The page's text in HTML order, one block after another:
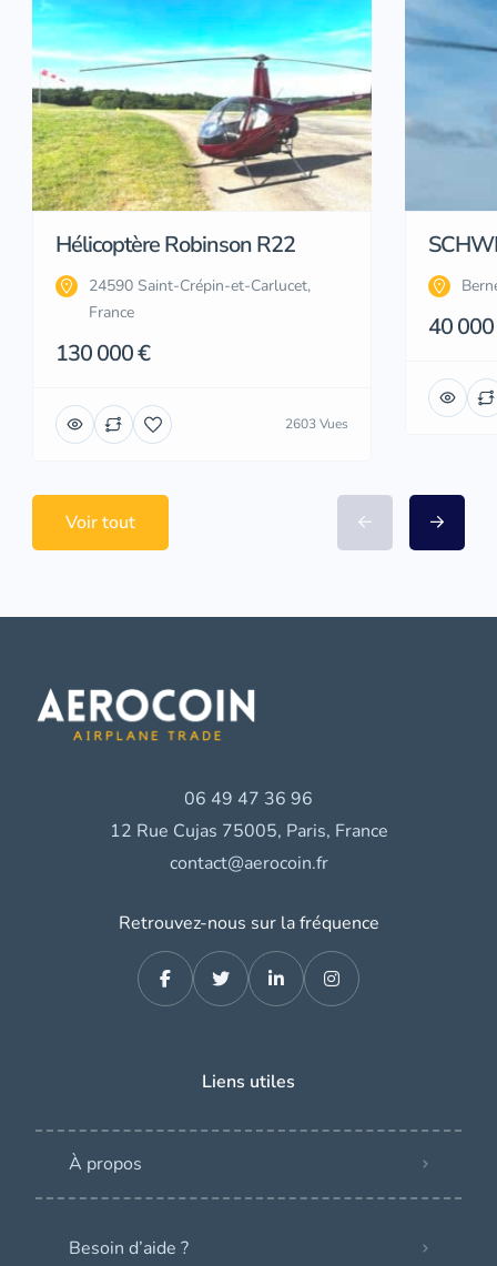
Hélicoptère Robinson R22
24590 Saint-Crépin-et-Carlucet,
France
130 000 €
2603 Vues
40
Voir tout
06 49 47 36 96
12 Rue Cujas 75005, Paris, France
contact@aerocoin.fr
Retrouvez-nous sur la fréquence
Liens utiles
À propos
Besoin d’aide ?